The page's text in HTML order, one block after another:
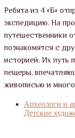
Ребята из 4 «Б»
экспедицию. На
путешественники
познакомятся с
историей. Их путь
пещеры,
живописью и
Археологи и
Детские